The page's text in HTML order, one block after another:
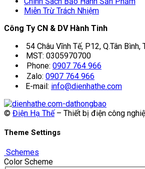
Miễn Trừ Trách Nhiệm
Công Ty CN & DV Hành Tinh
54 Châu Vĩnh Tế, P12, Q.Tân Bình,
MST: 0305970700
Phone: 0907 764 966
Zalo: 0907 764 966
E-mail: info@dienhathe.com
© Điện Hạ Thế– Thiết bị điện công
Theme Settings
Schemes
Color Scheme